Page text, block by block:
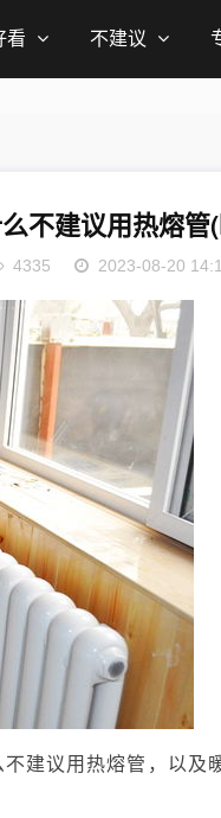
看 不建议
不建议用热熔管
4335 2023-08-20
建议用热熔管，以及